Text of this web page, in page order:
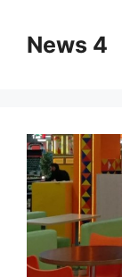
contentNews 4